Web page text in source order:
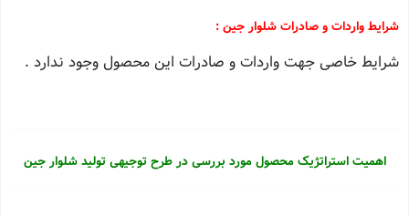
شرایط واردات و صادرات شلوار جین :
شرایط خاصی جهت واردات و صادرات این محصول وجود ندارد .
اهمیت استراتژیک محصول مورد بررسی در طرح توجیهی تولید شلوار جین